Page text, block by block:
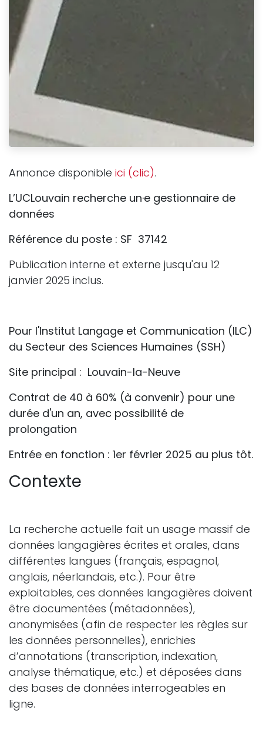
Annonce disponible ici (clic).
L’UCLouvain recherche un·e gestionnaire de
données
Référence du poste : SF 37142
Publication interne et externe jusqu'au 12
janvier 2025 inclus.
Pour l'Institut Langage et Communication (ILC)
du Secteur des Sciences Humaines (SSH)
Site principal : Louvain-la-Neuve
Contrat de 40 à 60% (à convenir) pour une
durée d'un an, avec possibilité de
prolongation
Entrée en fonction : 1er février 2025 au plus tôt.
Contexte
La recherche actuelle fait un usage massif de
données langagières écrites et orales, dans
différentes langues (français, espagnol,
anglais, néerlandais, etc.). Pour être
exploitables, ces données langagières doivent
être documentées (métadonnées),
anonymisées (afin de respecter les règles sur
les données personnelles), enrichies
d’annotations (transcription, indexation,
analyse thématique, etc.) et déposées dans
des bases de données interrogeables en
ligne.